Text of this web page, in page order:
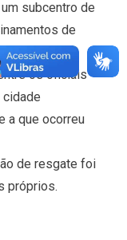
subcentro de
de
os oficiais
a que ocorreu
de resgate foi
próprios.